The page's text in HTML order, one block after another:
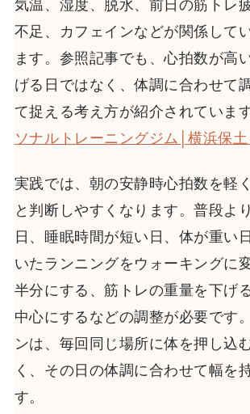
気温、湿度、脱水、前日の筋トレ
不足、カフェインなどが関係して
ます。参照記事でも、心拍数が高
げる日ではなく、体調に合わせて
て捉える考え方が紹介されていま
ソナルトレーニングジム│横浜保
実践では、朝の安静時心拍数を軽
と判断しやすくなります。普段よ
日、睡眠時間が短い日、体が重い
いたランニングをウォーキングに
半分にする、筋トレの重量を下げ
中心にするなどの調整が必要です
ンは、毎回同じ場所に体を押し込
く、その日の体調に合わせて幅を
す。